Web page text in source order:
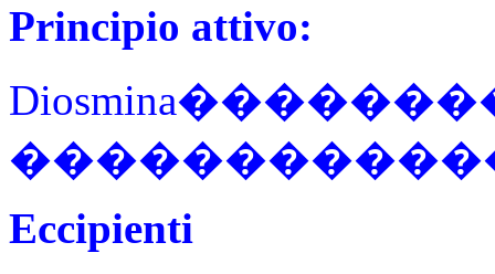
Principio attivo:
Eccipienti